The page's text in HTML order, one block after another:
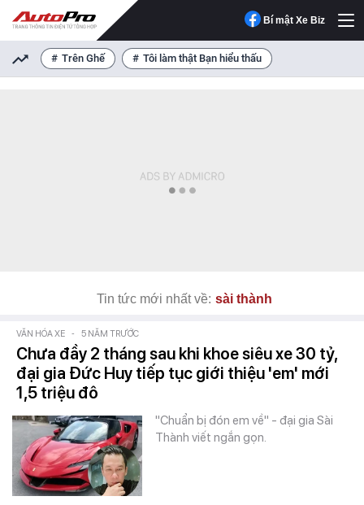
Bí mật Xe Biz
Trên Ghế Tôi làm thật Bạn hiểu thấu
Tin tức mới nhất về: sài thành
VĂN HÓA XE - 5 NĂM TRƯỚC
Chưa đầy 2 tháng sau khi khoe siêu xe 30 tỷ,
đại gia Đức Huy tiếp tục giới thiệu 'em' mới
1,5 triệu đô
"Chuẩn bị đón em về" - đại gia Sài
Thành viết ngắn gọn.